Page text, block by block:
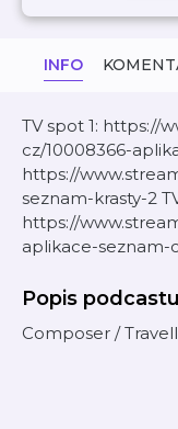
INFO
TV spot 1: https://
cz/10008366-
https://
seznam-krasty-2
https://
aplikace-seznam-
Popis podcastu
Composer /